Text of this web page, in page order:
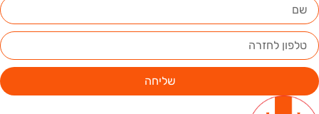
שליחה